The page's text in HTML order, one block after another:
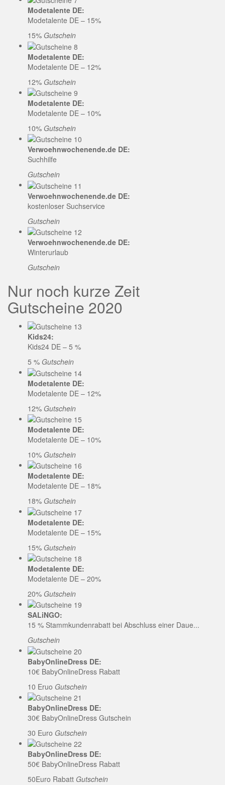
Modetalente DE:
Modetalente DE – 15%
15% Gutschein
Modetalente DE:
Modetalente DE – 12%
12% Gutschein
Modetalente DE:
Modetalente DE – 10%
10% Gutschein
Verwoehnwochenende.de DE:
Suchhilfe
Gutschein
Verwoehnwochenende.de DE:
kostenloser Suchservice
Gutschein
Verwoehnwochenende.de DE:
Winterurlaub
Gutschein
Nur noch kurze Zeit
Gutscheine 2020
Kids24:
Kids24 DE – 5 %
5 % Gutschein
Modetalente DE:
Modetalente DE – 12%
12% Gutschein
Modetalente DE:
Modetalente DE – 10%
10% Gutschein
Modetalente DE:
Modetalente DE – 18%
18% Gutschein
Modetalente DE:
Modetalente DE – 15%
15% Gutschein
Modetalente DE:
Modetalente DE – 20%
20% Gutschein
SALiNGO:
15 % Stammkundenrabatt bei Abschluss einer Daue...
Gutschein
BabyOnlineDress DE:
10€ BabyOnlineDress Rabatt
10 Eruo Gutschein
BabyOnlineDress DE:
30€ BabyOnlineDress Gutschein
30 Euro Gutschein
BabyOnlineDress DE:
50€ BabyOnlineDress Rabatt
50Euro Rabatt Gutschein